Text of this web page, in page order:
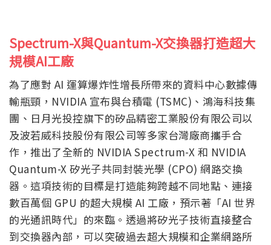
Spectrum-X與Quantum-X交換器打造超大
規模AI工廠
為了應對 AI 運算爆炸性增長所帶來的資料中心數據傳
輸瓶頸，NVIDIA 宣布與台積電 (TSMC)、鴻海科技集
團、日月光投控旗下的矽品精密工業股份有限公司以
及波若威科技股份有限公司等多家台灣廠商攜手合
作，推出了全新的 NVIDIA Spectrum-X 和 NVIDIA
Quantum-X 矽光子共同封裝光學 (CPO) 網路交換
器。這項技術的目標是打造能夠跨越不同地點、連接
數百萬個 GPU 的超大規模 AI 工廠，預示著「AI 世界
的光通訊時代」的來臨。透過將矽光子技術直接整合
到交換器內部，可以突破過去超大規模和企業網路所